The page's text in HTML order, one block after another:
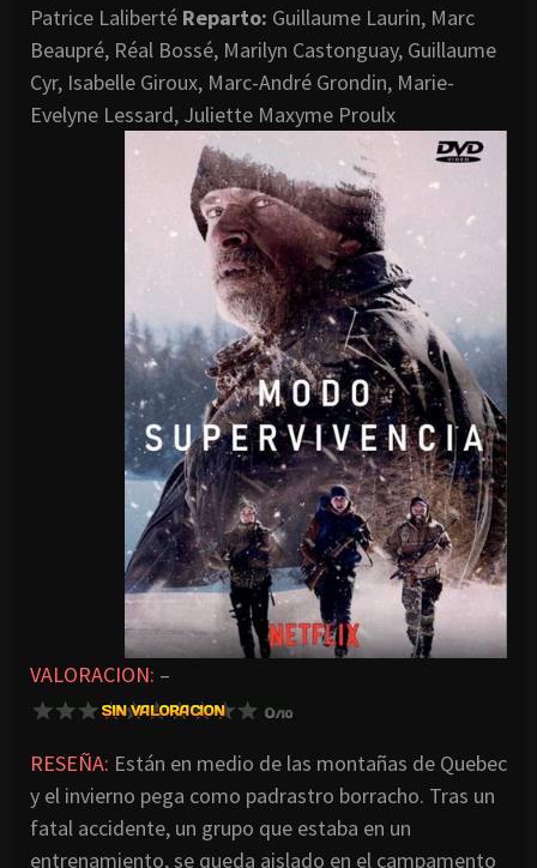
Patrice Laliberté Reparto: Guillaume Laurin, Marc
Beaupré, Réal Bossé, Marilyn Castonguay, Guillaume
Cyr, Isabelle Giroux, Marc-André Grondin, Marie-
Evelyne Lessard, Juliette Maxyme Proulx
VALORACION: –
RESEÑA: Están en medio de las montañas de Quebec
y el invierno pega como padrastro borracho. Tras un
fatal accidente, un grupo que estaba en un
entrenamiento, se queda aislado en el campamento